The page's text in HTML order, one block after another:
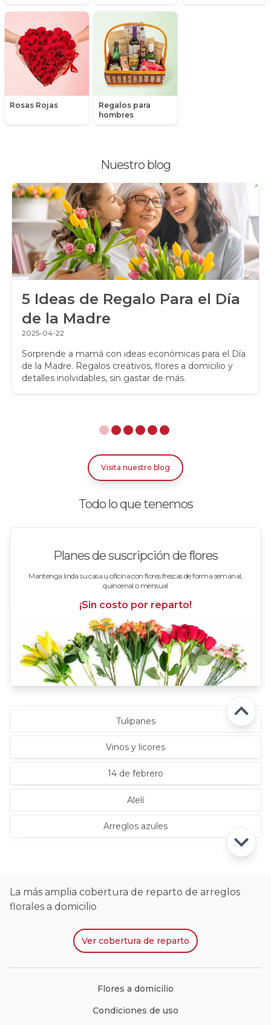
Rosas Rojas
Regalos para
hombres
Nuestro blog
5 Ideas de Regalo Para el Día
de la Madre
2025-04-22
Sorprende a mamá con ideas económicas para el Día
de la Madre. Regalos creativos, flores a domicilio y
detalles inolvidables, sin gastar de más.
Visita nuestro blog
Todo lo que tenemos
Planes de suscripción de flores
Mantenga linda su casa u oficina con flores frescas de forma semanal,
quincenal o mensual
¡Sin costo por reparto!
14 de febrero
Alelí
Arreglos azules
Nacimientos
Nacimientos de niñas
Packs de productos
Peluches
Peonias
Promociones y Ofertas
Ramos de Flores
Ramos de Novia
Ramos de Rosas
Regalos a Domicilio
Regalos para Hombres
Regalos para niños
Rosas
Rosas Amarillas
Rosas Azules
Rosas Bicolor Blancas-Rojas
Rosas Blancas
Rosas Damasco
Rosas en floreros
Rosas Fucsia
Rosas Rojas
Rosas Rosadas
Tulipanes
Vinos y licores
La más amplia cobertura de reparto de arreglos
florales a domicilio
Ver cobertura de reparto
Flores a domicilio
Condiciones de uso